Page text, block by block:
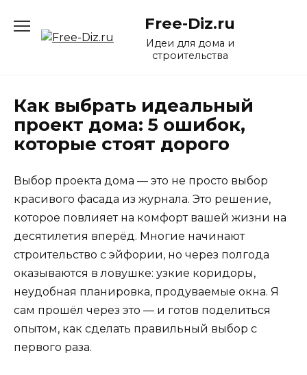
содержанию
Free-Diz.ru
Идеи для дома и
строительства
Как выбрать идеальный
проект дома: 5 ошибок,
которые стоят дорого
Выбор проекта дома — это не просто выбор
красивого фасада из журнала. Это решение,
которое повлияет на комфорт вашей жизни на
десятилетия вперёд. Многие начинают
строительство с эйфории, но через полгода
оказываются в ловушке: узкие коридоры,
неудобная планировка, продуваемые окна. Я
сам прошёл через это — и готов поделиться
опытом, как сделать правильный выбор с
первого раза.